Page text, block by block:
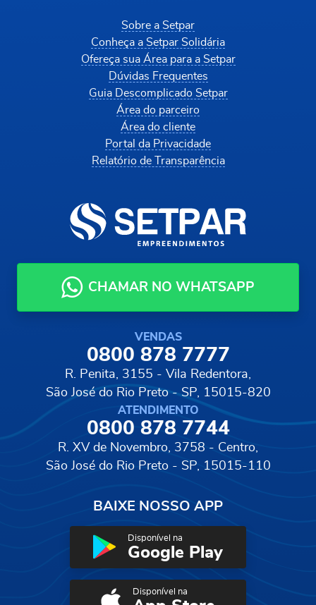
Sobre a Setpar
Conheça a Setpar Solidária
Ofereça sua Área para a Setpar
Dúvidas Frequentes
Guia Descomplicado Setpar
Área do parceiro
Área do cliente
Portal da Privacidade
Relatório de Transparência
CHAMAR NO WHATSAPP
VENDAS
0800 878 7777
R. Penita, 3155 - Vila Redentora,
São José do Rio Preto - SP, 15015-820
ATENDIMENTO
0800 878 7744
R. XV de Novembro, 3758 - Centro,
São José do Rio Preto - SP, 15015-110
BAIXE NOSSO APP
Disponível na
Google Play
Disponível na